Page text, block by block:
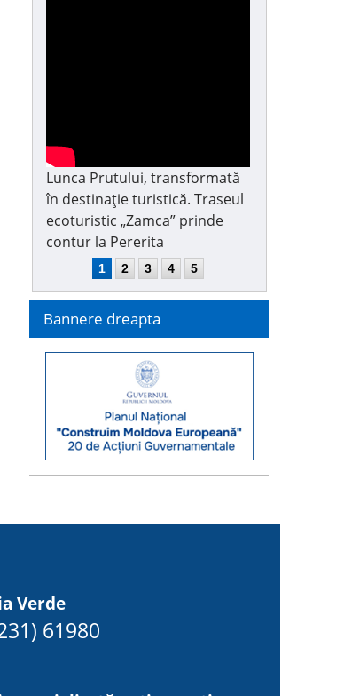
Lunca Prutului, transformată
în destinație turistică. Traseul
ecoturistic „Zamca” prinde
contur la Pererita
1 2 3 4 5
Bannere dreapta
Verde
61980